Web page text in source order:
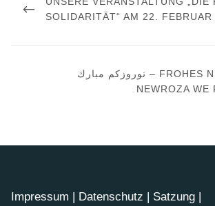
POST
SOLIDARITÄT“ AM 22. FEBRUAR
NEXT
نوروزكم مبارك – FROHES NEWROZ –
NEWROZA WE
Impressum Datenschutz Satzung